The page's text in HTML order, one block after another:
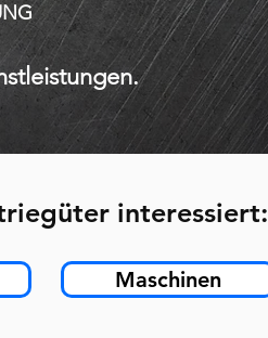
interessiert:
Maschinen